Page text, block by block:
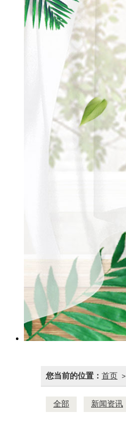
您当前的位置： 首页 >
全部 新闻资讯